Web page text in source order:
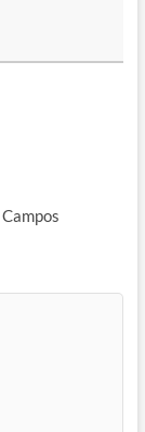
Campos